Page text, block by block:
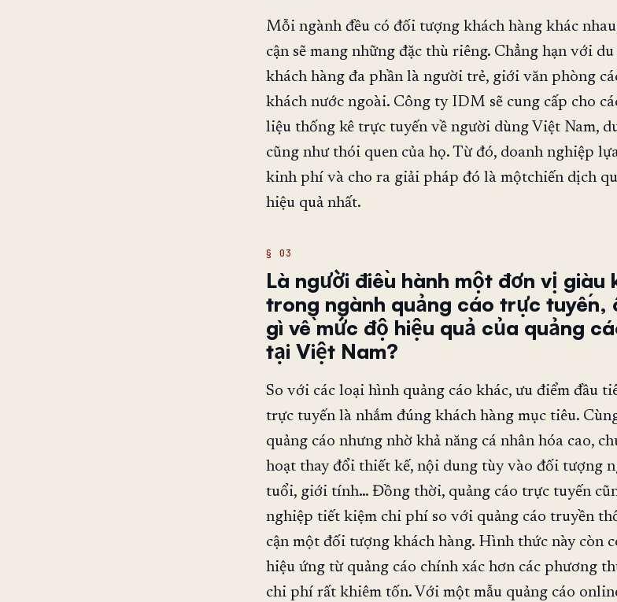
Mỗi ngành đều có đối tượng khách hàng khác
cận sẽ mang những đặc thù riêng. Chẳng hạn với
khách hàng đa phần là người trẻ, giới văn phòng
khách nước ngoài. Công ty IDM sẽ cung cấp cho
liệu thống kê trực tuyến về người dùng Việt Nam,
cũng như thói quen của họ. Từ đó, doanh nghiệp
kinh phí và cho ra giải pháp đó là mộtchiến dịch
hiệu quả nhất.
Là người điều hành một đơn vị giàu
trong ngành quảng cáo trực tuyến,
gì về mức độ hiệu quả của quảng
tại Việt Nam?
So với các loại hình quảng cáo khác, ưu điểm đầu
trực tuyến là nhắm đúng khách hàng mục tiêu.
quảng cáo nhưng nhờ khả năng cá nhân hóa cao,
hoạt thay đổi thiết kế, nội dung tùy vào đối tượng
tuổi, giới tính… Đồng thời, quảng cáo trực tuyến
nghiệp tiết kiệm chi phí so với quảng cáo truyền
cận một đối tượng khách hàng. Hình thức này còn
hiệu ứng từ quảng cáo chính xác hơn các phương
chi phí rất khiêm tốn. Với một mẫu quảng cáo